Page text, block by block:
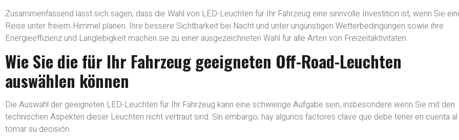
Zusammenfassend lässt sich sagen, dass die Wahl von LED-Leuchten für Ihr Fahrzeug eine sinnvolle Investition ist, wenn Sie
Reise unter freiem Himmel planen. Ihre bessere Sichtbarkeit bei Nacht und unter ungünstigen Wetterbedingungen sowie ihre
Energieeffizienz und Langlebigkeit machen sie zu einer ausgezeichneten Wahl für alle Arten von Freizeitaktivitäten.
Wie Sie die für Ihr Fahrzeug geeigneten Off-Road-Leuchten
auswählen können
Die Auswahl der geeigneten LED-Leuchten für Ihr Fahrzeug kann eine schwierige Aufgabe sein, insbesondere wenn Sie mit den
technischen Aspekten dieser Leuchten nicht vertraut sind. Sin embargo, hay algunos factores clave que debe tener en cuenta al
tomar su decisión.